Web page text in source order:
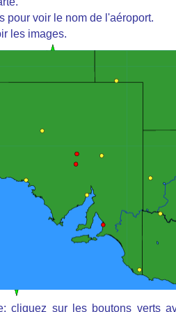
pour voir le nom de l'aéroport.
les images.
cliquez sur les boutons verts